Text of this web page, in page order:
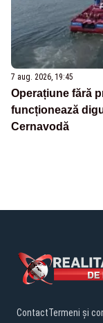
7 aug. 2026, 19:45
Operațiune fără
funcționează
Cernavodă
ContactTermeni și